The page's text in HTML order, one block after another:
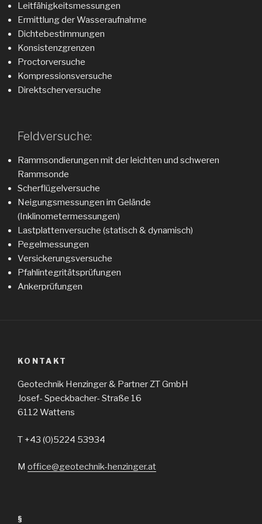
Leitfähigkeitsmessungen
Ermittlung der Wasseraufnahme
Dichtebestimmungen
Konsistenzgrenzen
Proctorversuche
Kompressionsversuche
Direktscherversuche
Feldversuche:
Rammsondierungen mit der leichten und schweren
Rammsonde
Scherflügelversuche
Neigungsmessungen im Gelände
(Inklinometermessungen)
Lastplattenversuche (statisch & dynamisch)
Pegelmessungen
Versickerungsversuche
Pfahlintegritätsprüfungen
Ankerprüfungen
KONTAKT
Geotechnik Henzinger & Partner ZT GmbH
Josef- Speckbacher- Straße 16
6112 Wattens
T +43 (0)5224 53934
M office@geotechnik-henzinger.at
§